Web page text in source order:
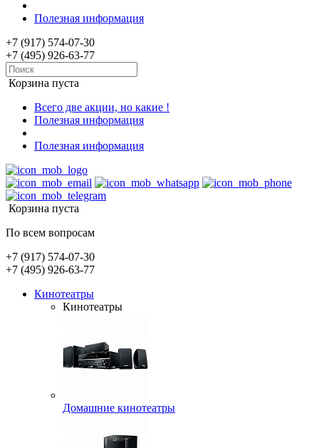
Полезная информация
+7 (917) 574-07-30
+7 (495) 926-63-77
Корзина пуста
Всего две акции, но какие !
Полезная информация
Полезная информация
Корзина пуста
По всем вопросам
+7 (917) 574-07-30
+7 (495) 926-63-77
Кинотеатры
Кинотеатры
Домашние кинотеатры